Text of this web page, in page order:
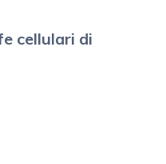
cellulari di